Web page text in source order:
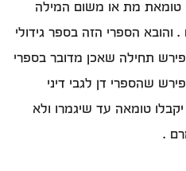
טומאת מת או משום המילה
הספרי הזה בספר גידולי
תחילה שאכן מדובר בספרי
שהספרי דן לגבי דיני
טומאה עד שיגמרו ולא
.